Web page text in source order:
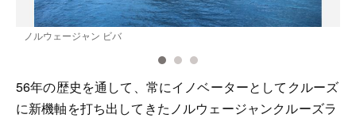
ノルウェージャン ビバ
56年の歴史を通して、常にイノベーターとしてクルーズ
に新機軸を打ち出してきたノルウェージャンクルーズラ